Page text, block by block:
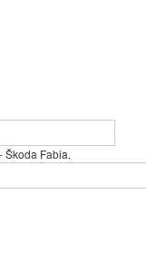
Škoda Fabia.